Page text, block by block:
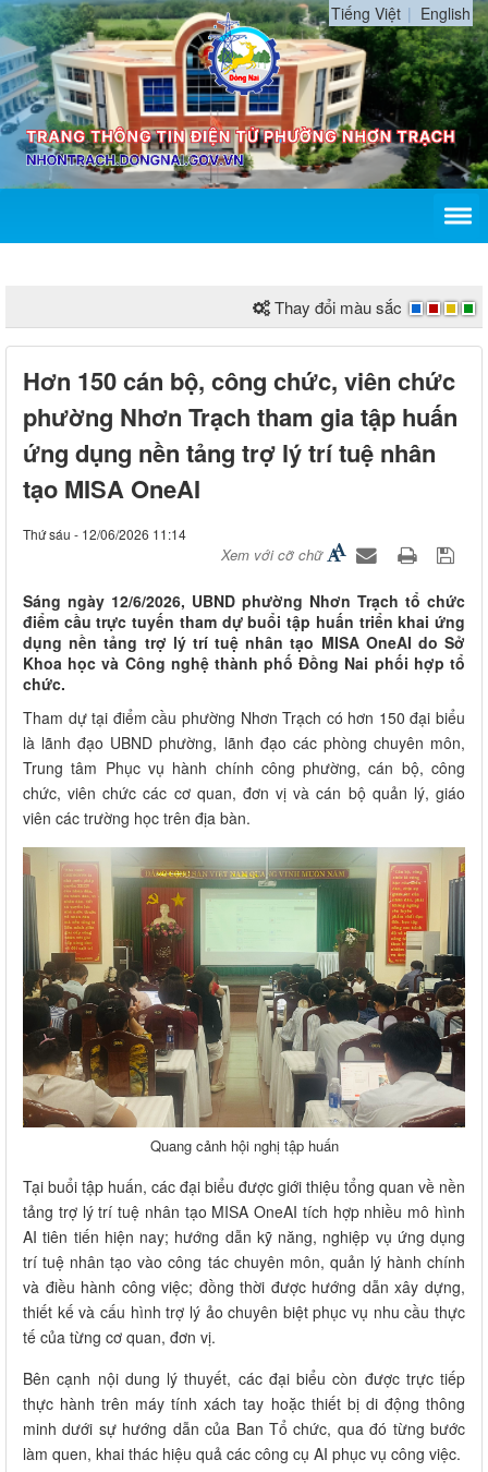
Tiếng Việt English
Thay đổi màu sắc
Hơn 150 cán bộ, công chức, viên chức
phường Nhơn Trạch tham gia tập huấn
ứng dụng nền tảng trợ lý trí tuệ nhân
tạo MISA OneAI
Thứ sáu - 12/06/2026 11:14
Xem với cỡ chữ
Sáng ngày 12/6/2026, UBND phường Nhơn Trạch tổ chức
điểm cầu trực tuyến tham dự buổi tập huấn triển khai ứng
dụng nền tảng trợ lý trí tuệ nhân tạo MISA OneAI do Sở
Khoa học và Công nghệ thành phố Đồng Nai phối hợp tổ
chức.
Tham dự tại điểm cầu phường Nhơn Trạch có hơn 150 đại biểu
là lãnh đạo UBND phường, lãnh đạo các phòng chuyên môn,
Trung tâm Phục vụ hành chính công phường, cán bộ, công
chức, viên chức các cơ quan, đơn vị và cán bộ quản lý, giáo
viên các trường học trên địa bàn.
Quang cảnh hội nghị tập huấn
Tại buổi tập huấn, các đại biểu được giới thiệu tổng quan về nền
tảng trợ lý trí tuệ nhân tạo MISA OneAI tích hợp nhiều mô hình
AI tiên tiến hiện nay; hướng dẫn kỹ năng, nghiệp vụ ứng dụng
trí tuệ nhân tạo vào công tác chuyên môn, quản lý hành chính
và điều hành công việc; đồng thời được hướng dẫn xây dựng,
thiết kế và cấu hình trợ lý ảo chuyên biệt phục vụ nhu cầu thực
tế của từng cơ quan, đơn vị.
Bên cạnh nội dung lý thuyết, các đại biểu còn được trực tiếp
thực hành trên máy tính xách tay hoặc thiết bị di động thông
minh dưới sự hướng dẫn của Ban Tổ chức, qua đó từng bước
làm quen, khai thác hiệu quả các công cụ AI phục vụ công việc.